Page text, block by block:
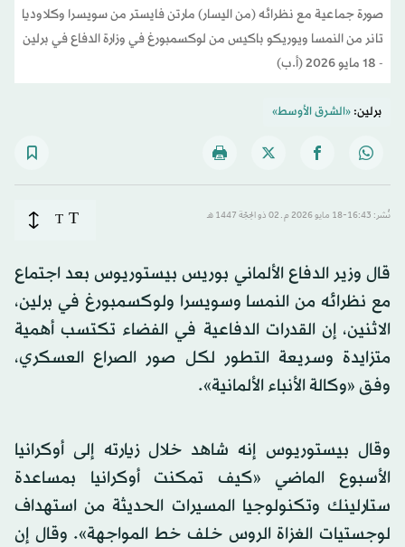
صورة جماعية مع نظرائه (من اليسار) مارتن فايستر من سويسرا وكلاوديا
تانر من النمسا ويوريكو باكيس من لوكسمبورغ في وزارة الدفاع في برلين
- 18 مايو 2026 (أ.ب)
برلين:«الشرق الأوسط»
نُشر: 16:43-18 مايو 2026 م ـ 02 ذو الحِجّة 1447 هـ T
T
قال وزير الدفاع الألماني بوريس بيستوريوس بعد اجتماع
مع نظرائه من النمسا وسويسرا ولوكسمبورغ في برلين،
الاثنين، إن القدرات الدفاعية في الفضاء تكتسب أهمية
متزايدة وسريعة التطور لكل صور الصراع العسكري،
وفق «وكالة الأنباء الألمانية».
وقال بيستوريوس إنه شاهد خلال زيارته إلى أوكرانيا
الأسبوع الماضي «كيف تمكنت أوكرانيا بمساعدة
ستارلينك وتكنولوجيا المسيرات الحديثة من استهداف
لوجستيات الغزاة الروس خلف خط المواجهة». وقال إن